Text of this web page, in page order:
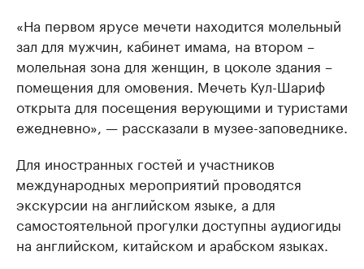
«На первом ярусе мечети находится молельный
зал для мужчин, кабинет имама, на втором –
молельная зона для женщин, в цоколе здания –
помещения для омовения. Мечеть Кул-Шариф
открыта для посещения верующими и туристами
ежедневно», — рассказали в музее-заповеднике.
Для иностранных гостей и участников
международных мероприятий проводятся
экскурсии на английском языке, а для
самостоятельной прогулки доступны аудиогиды
на английском, китайском и арабском языках.